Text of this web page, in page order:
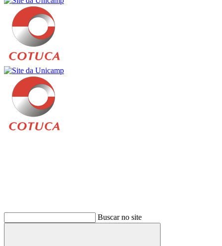
Buscar no site